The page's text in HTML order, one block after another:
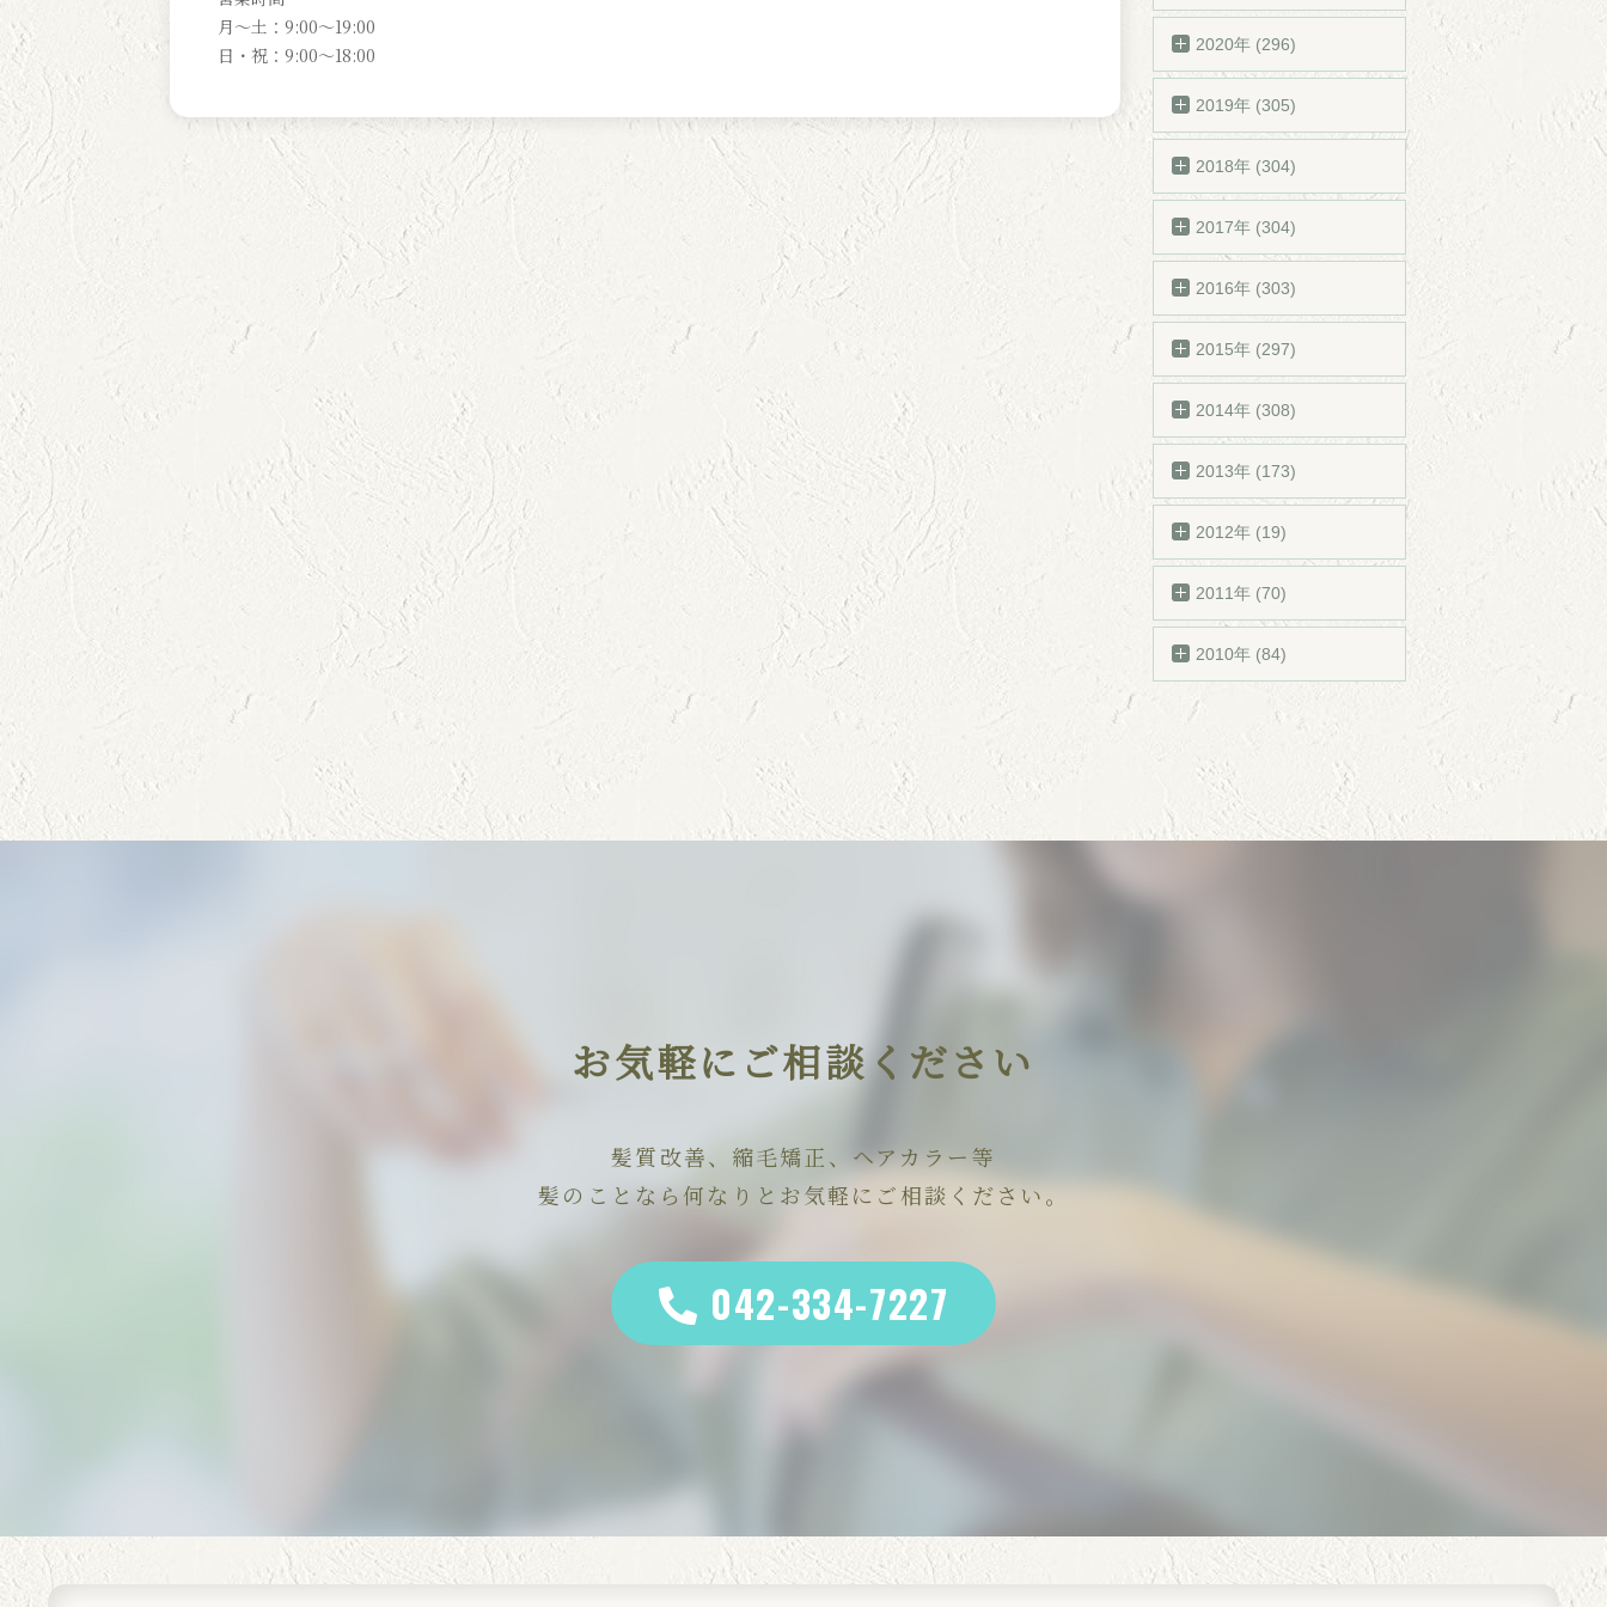
月～土：9:00～19:00
日・祝：9:00～18:00
2020年 (296)
2019年 (305)
2018年 (304)
2017年 (304)
2016年 (303)
2015年 (297)
2014年 (308)
2013年 (173)
2012年 (19)
2011年 (70)
2010年 (84)
お気軽にご相談ください
髪質改善、縮毛矯正、ヘアカラー等
髪のことなら何なりとお気軽にご相談ください。
042-334-7227